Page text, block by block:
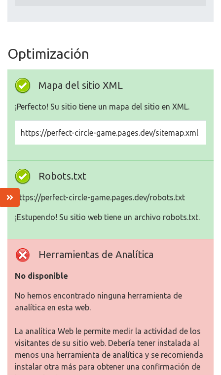
Optimización
Mapa del sitio XML
¡Perfecto! Su sitio tiene un mapa del sitio en XML.
https://perfect-circle-game.pages.dev/sitemap.xml
Robots.txt
https://perfect-circle-game.pages.dev/robots.txt
¡Estupendo! Su sitio web tiene un archivo robots.txt.
Herramientas de Analítica
No disponible
No hemos encontrado ninguna herramienta de
analítica en esta web.
La analítica Web le permite medir la actividad de los
visitantes de su sitio web. Debería tener instalada al
menos una herramienta de analítica y se recomienda
instalar otra más para obtener una confirmación de